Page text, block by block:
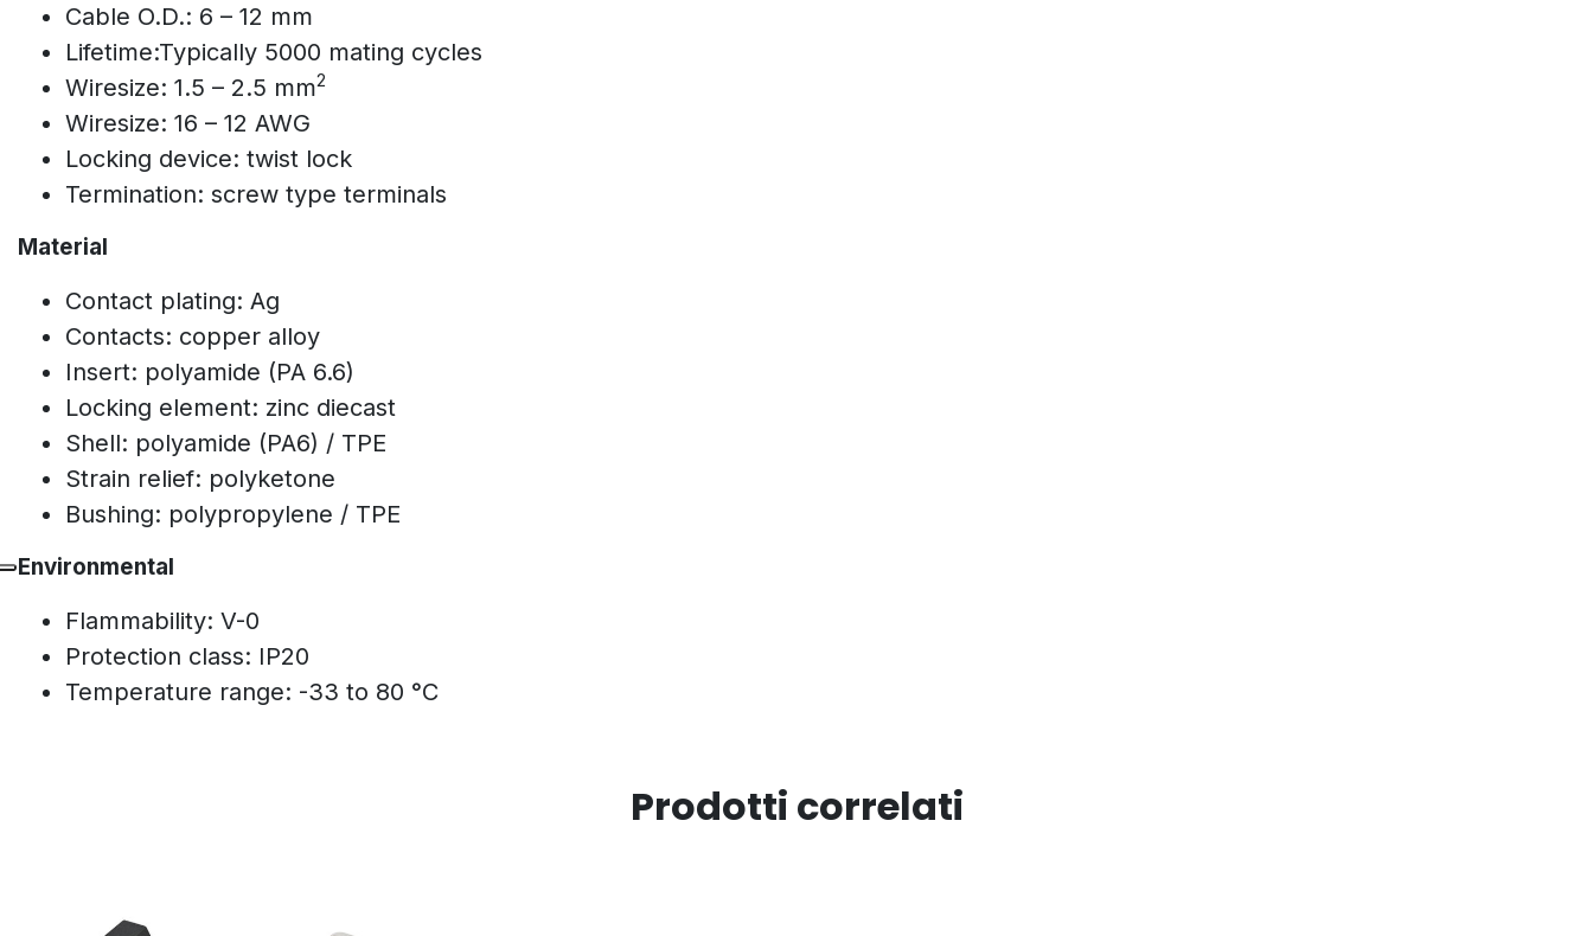
Cable O.D.: 6 – 12 mm
Lifetime:Typically 5000 mating cycles
Wiresize: 1.5 – 2.5 mm2
Wiresize: 16 – 12 AWG
Locking device: twist lock
Termination: screw type terminals
Material
Contact plating: Ag
Contacts: copper alloy
Insert: polyamide (PA 6.6)
Locking element: zinc diecast
Shell: polyamide (PA6) / TPE
Strain relief: polyketone
Bushing: polypropylene / TPE
Environmental
Flammability: V-0
Protection class: IP20
Temperature range: -33 to 80 °C
Prodotti correlati